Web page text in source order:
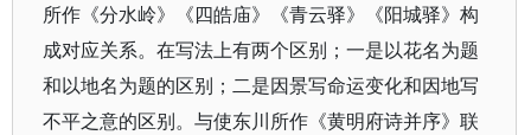
所作《分水岭》《四皓庙》《青云驿》《阳城驿》构
成对应关系。在写法上有两个区别；一是以花名为题
和以地名为题的区别；二是因景写命运变化和因地写
不平之意的区别。与使东川所作《黄明府诗并序》联